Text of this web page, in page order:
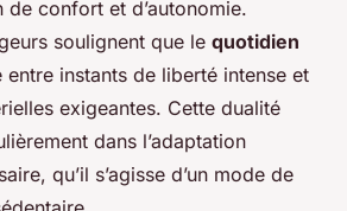
confort et d’autonomie.
soulignent que le quotidien
entre instants de liberté intense et
exigeantes. Cette dualité
dans l’adaptation
qu’il s’agisse d’un mode de